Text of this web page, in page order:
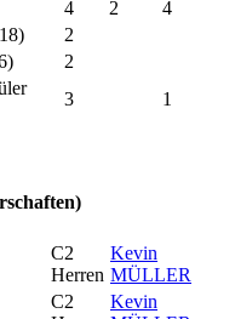
4 2
4
2
2
3 1
C2
Herren
Kevin
MÜLLER
C2
Kevin